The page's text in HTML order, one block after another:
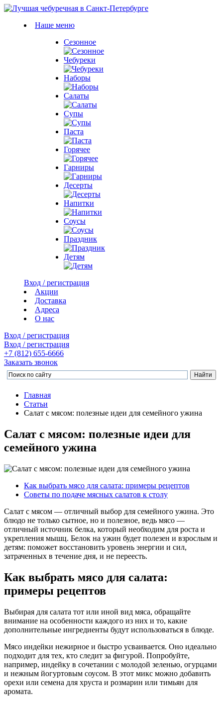
Наше меню
Сезонное
Чебуреки
Наборы
Салаты
Супы
Паста
Горячее
Гарниры
Десерты
Напитки
Соусы
Праздник
Детям
Вход / регистрация
Акции
Доставка
Адреса
О нас
Вход / регистрация
Вход / регистрация
+7 (812) 655-6666
Заказать звонок
Главная
Статьи
Салат с мясом: полезные идеи для семейного ужина
Салат с мясом: полезные идеи для
семейного ужина
Как выбрать мясо для салата: примеры рецептов
Советы по подаче мясных салатов к столу
Салат с мясом — отличный выбор для семейного ужина. Это
блюдо не только сытное, но и полезное, ведь мясо —
отличный источник белка, который необходим для роста и
укрепления мышц. Белок на ужин будет полезен и взрослым и
детям: поможет восстановить уровень энергии и сил,
затраченных в течение дня, и не переесть.
Как выбрать мясо для салата:
примеры рецептов
Выбирая для салата тот или иной вид мяса, обращайте
внимание на особенности каждого из них и то, какие
дополнительные ингредиенты будут использоваться в блюде.
Мясо индейки нежирное и быстро усваивается. Оно идеально
подходит для тех, кто следит за фигурой. Попробуйте,
например, индейку в сочетании с молодой зеленью, огурцами
и нежным йогуртовым соусом. В этот микс можно добавить
орехи или семена для хруста и розмарин или тимьян для
аромата.